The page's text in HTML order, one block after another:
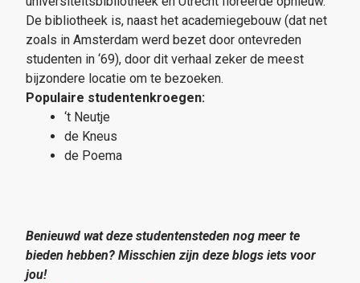
De bibliotheek is, naast het academiegebouw (dat net
zoals in Amsterdam werd bezet door ontevreden
studenten in ‘69), door dit verhaal zeker de meest
bijzondere locatie om te bezoeken.
Populaire studentenkroegen:
‘t Neutje
de Kneus
de Poema
Benieuwd wat deze studentensteden nog meer te
bieden hebben? Misschien zijn deze blogs iets voor
jou!